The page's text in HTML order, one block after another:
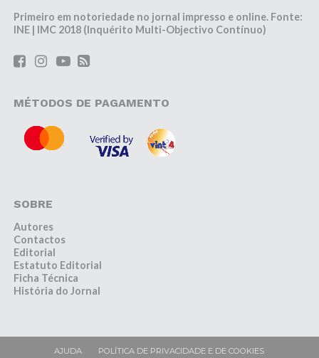
Primeiro em notoriedade no jornal impresso e online. Fonte:
INE | IMC 2018 (Inquérito Multi-Objectivo Contínuo)
MÉTODOS DE PAGAMENTO
SOBRE
Autores
Contactos
Editorial
Estatuto Editorial
Ficha Técnica
História do Jornal
AJUDA POLÍTICA DE PRIVACIDADE E DE COOKIES